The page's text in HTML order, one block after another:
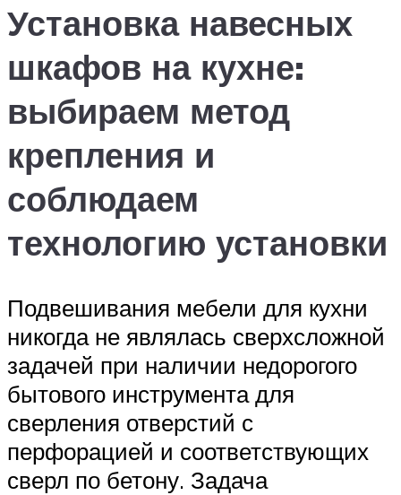
Установка навесных
шкафов на кухне:
выбираем метод
крепления и
соблюдаем
технологию установки
Подвешивания мебели для кухни
никогда не являлась сверхсложной
задачей при наличии недорогого
бытового инструмента для
сверления отверстий с
перфорацией и соответствующих
сверл по бетону. Задача